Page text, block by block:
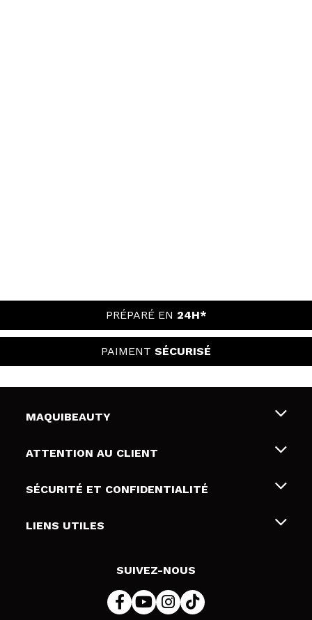
PRÉPARÉ EN 24H*
PAIMENT SÉCURISÉ
MAQUIBEAUTY
Qui sommes nous
Cartes-cadeaux
ATTENTION AU CLIENT
Livraison & retour
Modes de paiement
SÉCURITÉ ET CONFIDENTIALITÉ
Conditions et confidentialité
LIENS UTILES
SUIVEZ-NOUS